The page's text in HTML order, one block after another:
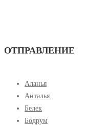
ОТПРАВЛЕНИЕ
Аланья
Анталья
Белек
Бодрум